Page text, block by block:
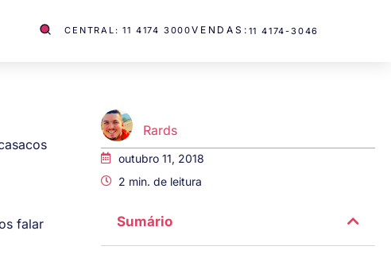
CENTRAL: 11 4174 3000VENDAS: 11 4174-3046
falar
Rards
outubro 11, 2018
2 min. de leitura
Sumário